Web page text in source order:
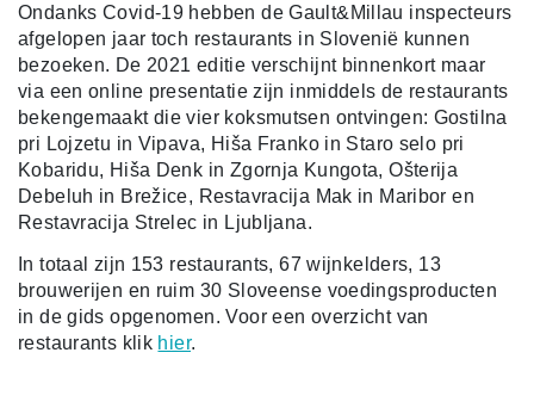
Ondanks Covid-19 hebben de Gault&Millau inspecteurs
afgelopen jaar toch restaurants in Slovenië kunnen
bezoeken. De 2021 editie verschijnt binnenkort maar
via een online presentatie zijn inmiddels de restaurants
bekengemaakt die vier koksmutsen ontvingen: Gostilna
pri Lojzetu in Vipava, Hiša Franko in Staro selo pri
Kobaridu, Hiša Denk in Zgornja Kungota, Ošterija
Debeluh in Brežice, Restavracija Mak in Maribor en
Restavracija Strelec in Ljubljana.
In totaal zijn 153 restaurants, 67 wijnkelders, 13
brouwerijen en ruim 30 Sloveense voedingsproducten
in de gids opgenomen. Voor een overzicht van
restaurants klik hier.